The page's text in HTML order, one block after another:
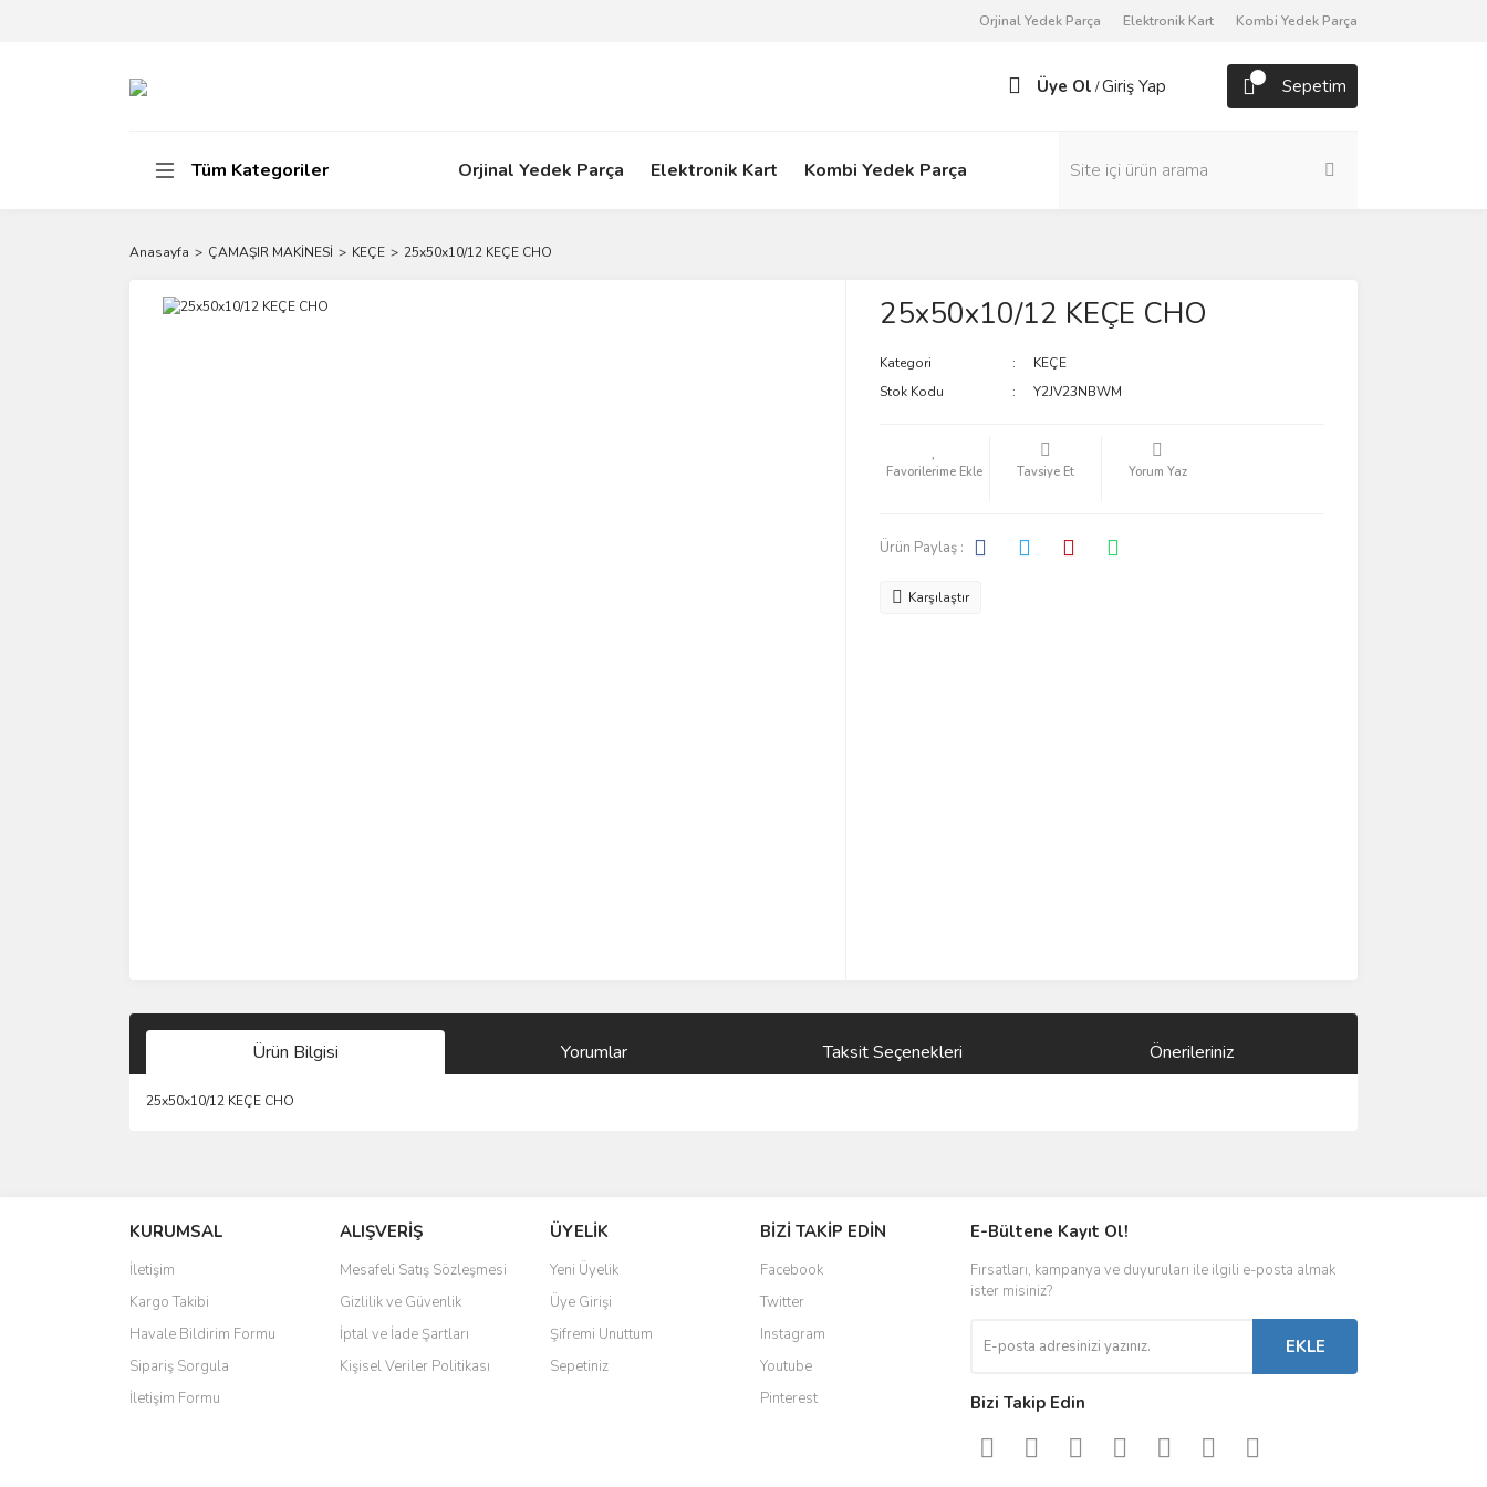
Orjinal Yedek Parça Elektronik Kart Kombi Yedek Parça
Üye Ol /Giriş Yap Sepetim
Tüm Kategoriler Orjinal Yedek Parça Elektronik Kart Kombi Yedek Parça
Anasayfa ÇAMAŞIR MAKİNESİ KEÇE 25x50x10/12 KEÇE CHO
25x50x10/12 KEÇE CHO
Kategori
KEÇE
Stok Kodu
Y2JV23NBWM
Tavsiye Et Yorum Yaz
Ürün Paylaş :
Karşılaştır
Ürün Bilgisi Yorumlar Taksit Seçenekleri Önerileriniz
25x50x10/12 KEÇE CHO
Ürün resmi kalitesiz, bozuk veya görüntülenemiyor.
Ürün açıklamasında eksik bilgiler bulunuyor.
Ürün bilgilerinde hatalar bulunuyor.
Ürün fiyatı diğer sitelerden daha pahalı.
Bu ürüne benzer farklı alternatifler olmalı.
KURUMSAL
İletişim
Kargo Takibi
Havale Bildirim Formu
Sipariş Sorgula
İletişim Formu
ALIŞVERİŞ
Mesafeli Satış Sözleşmesi
Gizlilik ve Güvenlik
İptal ve İade Şartları
Kişisel Veriler Politikası
ÜYELİK
Yeni Üyelik
Üye Girişi
Şifremi Unuttum
Sepetiniz
BİZİ TAKİP EDİN
Facebook
Twitter
Instagram
Youtube
Pinterest
E-Bültene Kayıt Ol!
Fırsatları, kampanya ve duyuruları ile ilgili e-posta almak
ister misiniz?
EKLE
Bizi Takip Edin